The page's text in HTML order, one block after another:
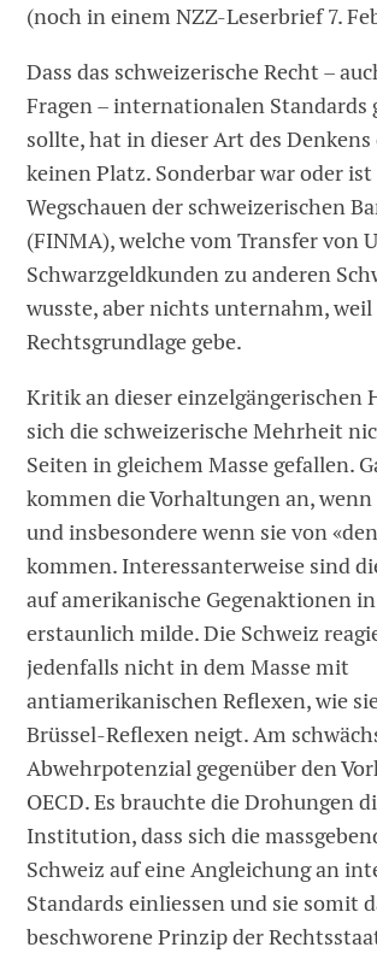
(noch in einem NZZ-Leserbrief 7.
Dass das schweizerische Recht –
Fragen – internationalen Standards
sollte, hat in dieser Art des
keinen Platz. Sonderbar war oder ist
Wegschauen der schweizerischen
(FINMA), welche vom Transfer von
Schwarzgeldkunden zu anderen
wusste, aber nichts unternahm, weil
Rechtsgrundlage gebe.
Kritik an dieser einzelgängerischen
sich die schweizerische Mehrheit
Seiten in gleichem Masse gefallen.
kommen die Vorhaltungen an, wenn
und insbesondere wenn sie von
kommen. Interessanterweise sind
auf amerikanische Gegenaktionen
erstaunlich milde. Die Schweiz
jedenfalls nicht in dem Masse mit
antiamerikanischen Reflexen, wie
Brüssel-Reflexen neigt. Am
Abwehrpotenzial gegenüber den
OECD. Es brauchte die Drohungen
Institution, dass sich die
Schweiz auf eine Angleichung an
Standards einliessen und sie somit
beschworene Prinzip der